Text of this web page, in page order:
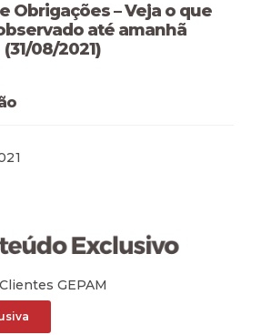
Obrigações – Veja o que
até amanhã
(31/08/2021)
Clientes GEPAM